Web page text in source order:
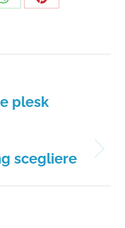
Share Share
plesk
scegliere